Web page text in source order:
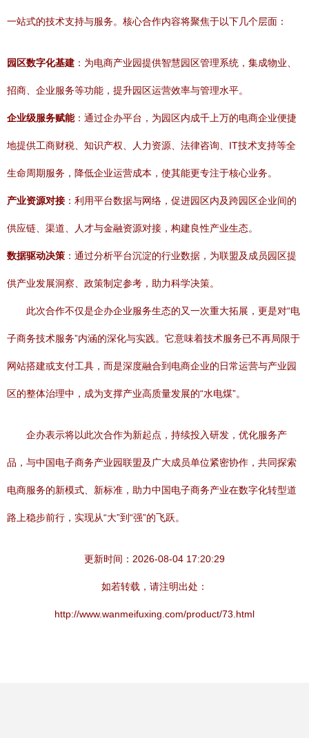
一站式的技术支持与服务。核心合作内容将聚焦于以下几个层面：
园区数字化基建 ：为电商产业园提供智慧园区管理系统，集成物业、
招商、企业服务等功能，提升园区运营效率与管理水平。
企业级服务赋能：通过企办平台，为园区内成千上万的电商企业便捷
地提供工商财税、知识产权、人力资源、法律咨询、IT技术支持等全
生命周期服务，降低企业运营成本，使其能更专注于核心业务。
产业资源对接 ：利用平台数据与网络，促进园区内及跨园区企业间的
供应链、渠道、人才与金融资源对接，构建良性产业生态。
数据驱动决策 ：通过分析平台沉淀的行业数据，为联盟及成员园区提
供产业发展洞察、政策制定参考，助力科学决策。
此次合作不仅是企办企业服务生态的又一次重大拓展，更是对“电
子商务技术服务”内涵的深化与实践。它意味着技术服务已不再局限于
网站搭建或支付工具，而是深度融合到电商企业的日常运营与产业园
区的整体治理中，成为支撑产业高质量发展的“水电煤”。
企办表示将以此次合作为新起点，持续投入研发，优化服务产
品，与中国电子商务产业园联盟及广大成员单位紧密协作，共同探索
电商服务的新模式、新标准，助力中国电子商务产业在数字化转型道
路上稳步前行，实现从“大”到“强”的飞跃。
更新时间：2026-08-04 17:20:29
如若转载，请注明出处：
http://www.wanmeifuxing.com/product/73.html